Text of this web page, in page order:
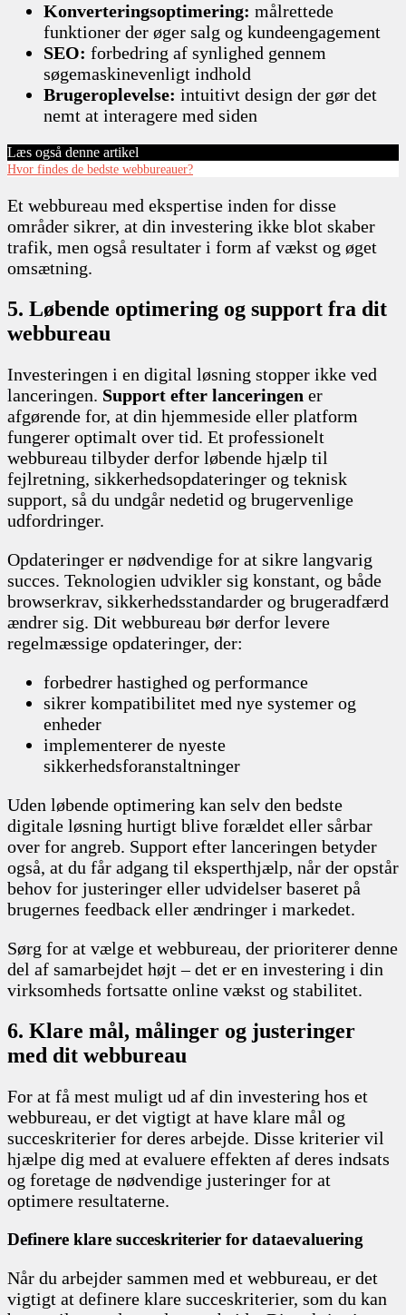
Konverteringsoptimering: målrettede
funktioner der øger salg og kundeengagement
SEO: forbedring af synlighed gennem
søgemaskinevenligt indhold
Brugeroplevelse: intuitivt design der gør det
nemt at interagere med siden
Læs også denne artikel
Hvor findes de bedste webbureauer?
Et webbureau med ekspertise inden for disse
områder sikrer, at din investering ikke blot skaber
trafik, men også resultater i form af vækst og øget
omsætning.
5. Løbende optimering og support fra dit
webbureau
Investeringen i en digital løsning stopper ikke ved
lanceringen. Support efter lanceringen er
afgørende for, at din hjemmeside eller platform
fungerer optimalt over tid. Et professionelt
webbureau tilbyder derfor løbende hjælp til
fejlretning, sikkerhedsopdateringer og teknisk
support, så du undgår nedetid og brugervenlige
udfordringer.
Opdateringer er nødvendige for at sikre langvarig
succes. Teknologien udvikler sig konstant, og både
browserkrav, sikkerhedsstandarder og brugeradfærd
ændrer sig. Dit webbureau bør derfor levere
regelmæssige opdateringer, der:
forbedrer hastighed og performance
sikrer kompatibilitet med nye systemer og
enheder
implementerer de nyeste
sikkerhedsforanstaltninger
Uden løbende optimering kan selv den bedste
digitale løsning hurtigt blive forældet eller sårbar
over for angreb. Support efter lanceringen betyder
også, at du får adgang til eksperthjælp, når der opstår
behov for justeringer eller udvidelser baseret på
brugernes feedback eller ændringer i markedet.
Sørg for at vælge et webbureau, der prioriterer denne
del af samarbejdet højt – det er en investering i din
virksomheds fortsatte online vækst og stabilitet.
6. Klare mål, målinger og justeringer
med dit webbureau
For at få mest muligt ud af din investering hos et
webbureau, er det vigtigt at have klare mål og
succeskriterier for deres arbejde. Disse kriterier vil
hjælpe dig med at evaluere effekten af deres indsats
og foretage de nødvendige justeringer for at
optimere resultaterne.
Definere klare succeskriterier for dataevaluering
Når du arbejder sammen med et webbureau, er det
vigtigt at definere klare succeskriterier, som du kan